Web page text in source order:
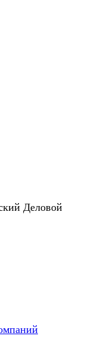
Деловой